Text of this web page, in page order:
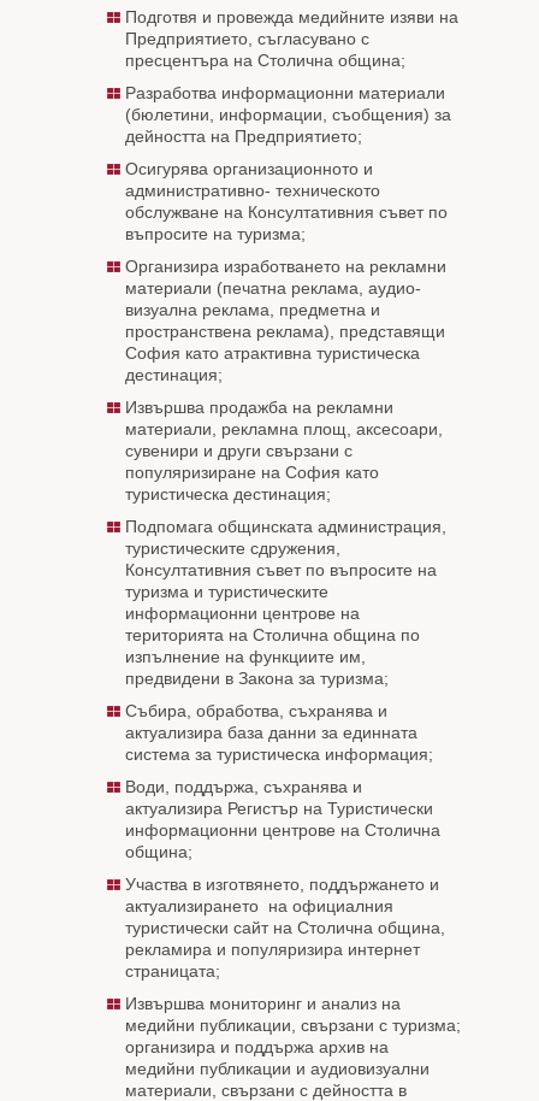
Подготвя и провежда медийните изяви на
Предприятието, съгласувано с
пресцентъра на Столична община;
Разработва информационни материали
(бюлетини, информации, съобщения) за
дейността на Предприятието;
Осигурява организационното и
административно- техническото
обслужване на Консултативния съвет по
въпросите на туризма;
Организира изработването на рекламни
материали (печатна реклама, аудио-
визуална реклама, предметна и
пространствена реклама), представящи
София като атрактивна туристическа
дестинация;
Извършва продажба на рекламни
материали, рекламна площ, аксесоари,
сувенири и други свързани с
популяризиране на София като
туристическа дестинация;
Подпомага общинската администрация,
туристическите сдружения,
Консултативния съвет по въпросите на
туризма и туристическите
информационни центрове на
територията на Столична община по
изпълнение на функциите им,
предвидени в Закона за туризма;
Събира, обработва, съхранява и
актуализира база данни за единната
система за туристическа информация;
Води, поддържа, съхранява и
актуализира Регистър на Туристически
информационни центрове на Столична
община;
Участва в изготвянето, поддържането и
актуализирането на официалния
туристически сайт на Столична община,
рекламира и популяризира интернет
страницата;
Извършва мониторинг и анализ на
медийни публикации, свързани с туризма;
организира и поддържа архив на
медийни публикации и аудиовизуални
материали, свързани с дейността в